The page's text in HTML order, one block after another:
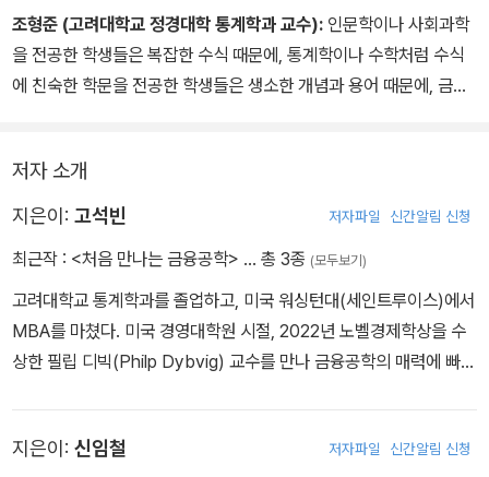
융시장을 이해하고 금융시장에서 발생하는 리스크를 적절히 관리·통
제하기 위해서는 금융공학을 반드시 알고 있어야 한다.
하지만 일반인들에게 금융공학은 너무나도 어렵고 두렵기까지한 분
에도 불구하고, 되레 우리에게서 조금씩 멀어지고 있다.
다. 금융공학의 기초 개념을 매우 친절하게 물 흐르듯 설명해주며, 금
융공학과 관련된 다양한 사례와 역사적 사실을 예로 들고 누구나 이
해할 수 있게 표현함으로써 독자로 하여금 마치 한 권의 에세이를 읽
는 기분을 느끼게 해준다. 누구라도 이 책을 읽고 나면 금융공학은 어
느덧 매우 친근한 분야가 되어 있을 것이다.
동안 주저했던 분들이나 금융권에 근무하면서 좀 더 다양한 금융 지
식을 쌓고자 하는 분들은 꼭 읽어봐야 할 책이다. 쉽고 재미있지만 결
조형준 (고려대학교 정경대학 통계학과 교수): 인문학이나 사회과학
을 전공한 학생들은 복잡한 수식 때문에, 통계학이나 수학처럼 수식
에 친숙한 학문을 전공한 학생들은 생소한 개념과 용어 때문에, 금융
을 수 있도록 도와주는 친절한 금융공학 입문서다.
저자 소개
지은이: 고석빈 저자파일 신간알림 신청
최근작 : <처음 만나는 금융공학> … 총 3종 (모두보기)
고려대학교 통계학과를 졸업하고, 미국 워싱턴대(세인트루이스)에서
MBA를 마쳤다. 미국 경영대학원 시절, 2022년 노벨경제학상을 수
상한 필립 디빅(Philp Dybvig) 교수를 만나 금융공학의 매력에 빠졌
현대캐피탈 유럽총괄법인장, 미국 법인 Chief Coordinating Offic
지은이: 신임철 저자파일 신간알림 신청